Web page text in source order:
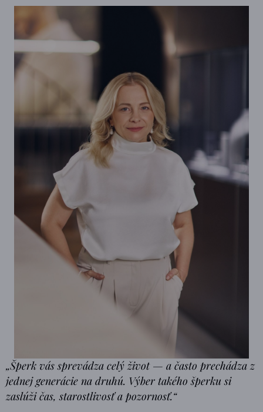
„Šperk vás sprevádza celý život — a často prechádza z
jednej generácie na druhú. Výber takého šperku si
zaslúži čas, starostlivosť a pozornosť.“